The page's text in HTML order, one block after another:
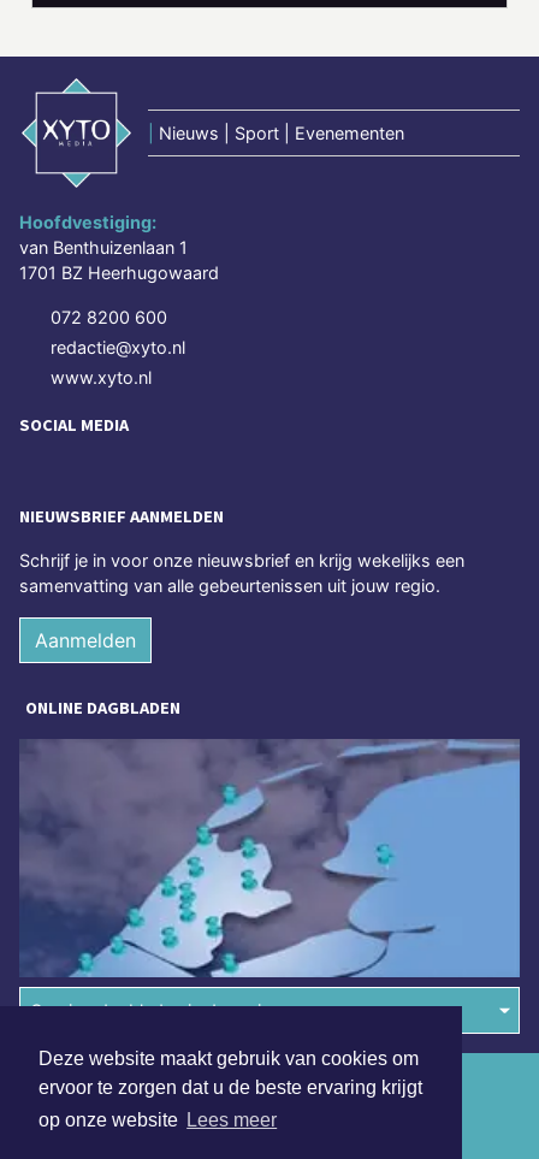
Deze website maakt gebruik van cookies om
ervoor te zorgen dat u de beste ervaring krijgt
op onze website Lees meer
Nieuws | Sport | Evenementen
Hoofdvestiging:
van Benthuizenlaan 1
1701 BZ Heerhugowaard
072 8200 600
redactie@xyto.nl
www.xyto.nl
SOCIAL MEDIA
NIEUWSBRIEF AANMELDEN
Schrijf je in voor onze nieuwsbrief en krijg wekelijks een
samenvatting van alle gebeurtenissen uit jouw regio.
Aanmelden
ONLINE DAGBLADEN
Overige dagbladen in de regio
Algemene voorwaarden
Disclaimer